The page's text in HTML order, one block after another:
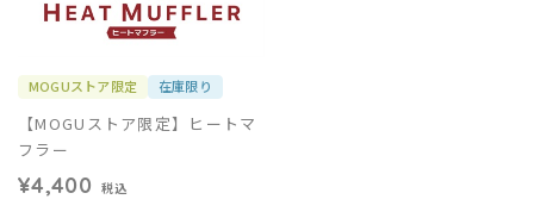
MOGUストア限定 在庫限り
【MOGUストア限定】ヒートマ
フラー
¥4,400 税込